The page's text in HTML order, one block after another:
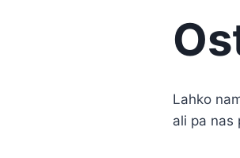
Lahko
ali pa nas